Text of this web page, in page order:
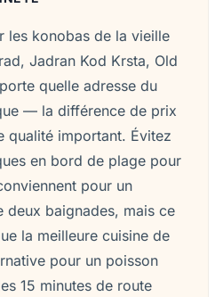
les konobas de la vieille
Jadran Kod Krsta, Old
quelle adresse du
— la différence de prix
qualité important. Évitez
en bord de plage pour
pour un
deux baignades, mais ce
la meilleure cuisine de
pour un poisson
15 minutes de route